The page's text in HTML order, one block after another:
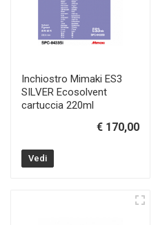
Inchiostro Mimaki ES3
SILVER Ecosolvent
cartuccia 220ml
€ 170,00
Vedi